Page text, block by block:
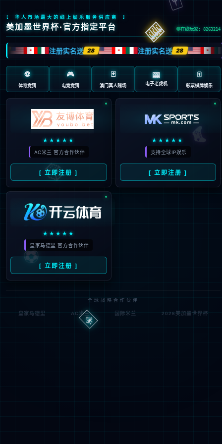
404 页面不存在。可
能你打开的是过期的
书签，或者输入了错
误的地址。
3秒后